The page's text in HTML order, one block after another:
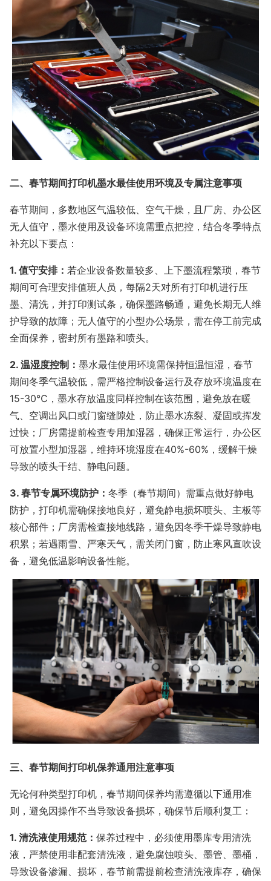
二、春节期间打印机墨水最佳使用环境及专属注意事项
春节期间，多数地区气温较低、空气干燥，且厂房、办公区
无人值守，墨水使用及设备环境需重点把控，结合冬季特点
补充以下要点：
1. 值守安排： 若企业设备数量较多、上下墨流程繁琐，春节
期间可合理安排值班人员，每隔2天对所有打印机进行压
墨、清洗，并打印测试条，确保墨路畅通，避免长期无人维
护导致的故障；无人值守的小型办公场景，需在停工前完成
全面保养，密封所有墨路和喷头。
2. 温湿度控制： 墨水最佳使用环境需保持恒温恒湿，春节
期间冬季气温较低，需严格控制设备运行及存放环境温度在
15-30℃，墨水存放温度同样控制在该范围，避免放在暖
气、空调出风口或门窗缝隙处，防止墨水冻裂、凝固或挥发
过快；厂房需提前检查专用加湿器，确保正常运行，办公区
可放置小型加湿器，维持环境湿度在40%-60%，缓解干燥
导致的喷头干结、静电问题。
3. 春节专属环境防护： 冬季（春节期间）需重点做好静电
防护，打印机需确保接地良好，避免静电损坏喷头、主板等
核心部件；厂房需检查接地线路，避免因冬季干燥导致静电
积累；若遇雨雪、严寒天气，需关闭门窗，防止寒风直吹设
备，避免低温影响设备性能。
三、春节期间打印机保养通用注意事项
无论何种类型打印机，春节期间保养均需遵循以下通用准
则，避免因操作不当导致设备损坏，确保节后顺利复工：
1. 清洗液使用规范： 保养过程中，必须使用墨库专用清洗
液，严禁使用非配套清洗液，避免腐蚀喷头、墨管、墨桶，
导致设备渗漏、损坏，春节前需提前检查清洗液库存，确保